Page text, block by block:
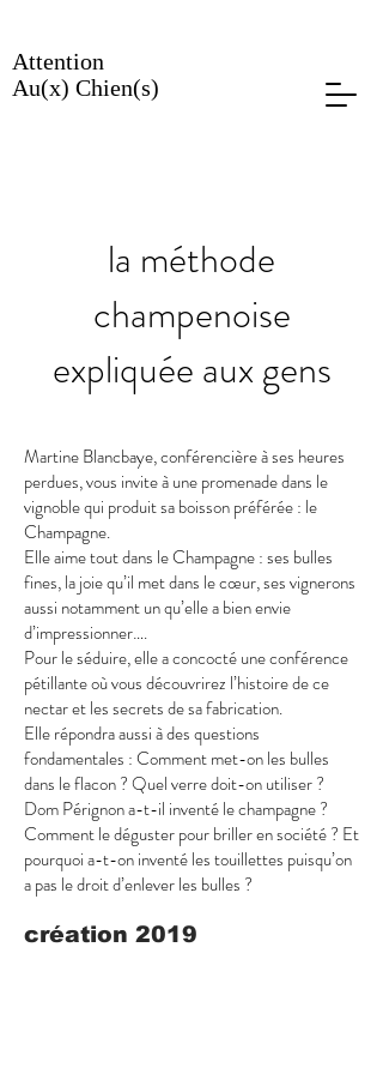
Attention
Au(x) Chien(s)
la méthode
champenoise
expliquée aux gens
Martine Blancbaye, conférencière à ses heures
perdues, vous invite à une promenade dans le
vignoble qui produit sa boisson préférée : le
Champagne.
Elle aime tout dans le Champagne : ses bulles
fines, la joie qu’il met dans le cœur, ses vignerons
aussi notamment un qu’elle a bien envie
d’impressionner….
Pour le séduire, elle a concocté une conférence
pétillante où vous découvrirez l’histoire de ce
nectar et les secrets de sa fabrication.
Elle répondra aussi à des questions
fondamentales : Comment met-on les bulles
dans le flacon ? Quel verre doit-on utiliser ?
Dom Pérignon a-t-il inventé le champagne ?
Comment le déguster pour briller en société ? Et
pourquoi a-t-on inventé les touillettes puisqu’on
a pas le droit d’enlever les bulles ?
création 2019